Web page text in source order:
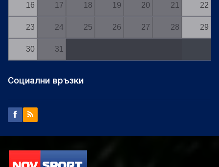
16 17 18 19 20 21 22
23 24 25 26 27 28 29
30 31
Социални връзки